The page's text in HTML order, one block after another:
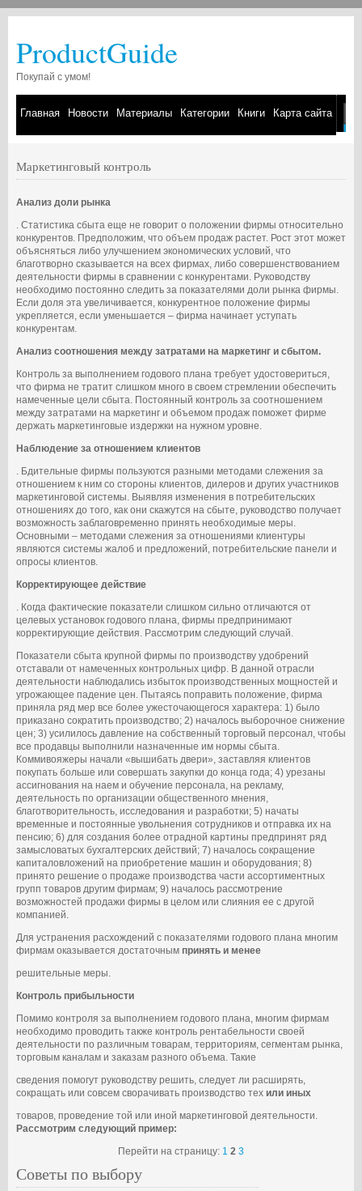
ProductGuide
Покупай с умом!
Главная Новости Материалы Категории Книги Карта сайта
Маркетинговый контроль
Анализ доли рынка
. Статистика сбыта еще не говорит о положении фирмы относительно
конкурентов. Предположим, что объем продаж растет. Рост этот может
объясняться либо улучшением экономических условий, что
благотворно сказывается на всех фирмах, либо совершенствованием
деятельности фирмы в сравнении с конкурентами. Руководству
необходимо постоянно следить за показателями доли рынка фирмы.
Если доля эта увеличивается, конкурентное положение фирмы
укрепляется, если уменьшается – фирма начинает уступать
конкурентам.
Анализ соотношения между затратами на маркетинг и сбытом.
Контроль за выполнением годового плана требует удостовериться,
что фирма не тратит слишком много в своем стремлении обеспечить
намеченные цели сбыта. Постоянный контроль за соотношением
между затратами на маркетинг и объемом продаж поможет фирме
держать маркетинговые издержки на нужном уровне.
Наблюдение за отношением клиентов
. Бдительные фирмы пользуются разными методами слежения за
отношением к ним со стороны клиентов, дилеров и других участников
маркетинговой системы. Выявляя изменения в потребительских
отношениях до того, как они скажутся на сбыте, руководство получает
возможность заблаговременно принять необходимые меры.
Основными – методами слежения за отношениями клиентуры
являются системы жалоб и предложений, потребительские панели и
опросы клиентов.
Корректирующее действие
. Когда фактические показатели слишком сильно отличаются от
целевых установок годового плана, фирмы предпринимают
корректирующие действия. Рассмотрим следующий случай.
Показатели сбыта крупной фирмы по производству удобрений
отставали от намеченных контрольных цифр. В данной отрасли
деятельности наблюдались избыток производственных мощностей и
угрожающее падение цен. Пытаясь поправить положение, фирма
приняла ряд мер все более ужесточающегося характера: 1) было
приказано сократить производство; 2) началось выборочное снижение
цен; 3) усилилось давление на собственный торговый персонал, чтобы
все продавцы выполнили назначенные им нормы сбыта.
Коммивояжеры начали «вышибать двери», заставляя клиентов
покупать больше или совершать закупки до конца года; 4) урезаны
ассигнования на наем и обучение персонала, на рекламу,
деятельность по организации общественного мнения,
благотворительность, исследования и разработки; 5) начаты
временные и постоянные увольнения сотрудников и отправка их на
пенсию; 6) для создания более отрадной картины предпринят ряд
замысловатых бухгалтерских действий; 7) началось сокращение
капиталовложений на приобретение машин и оборудования; 8)
принято решение о продаже производства части ассортиментных
групп товаров другим фирмам; 9) началось рассмотрение
возможностей продажи фирмы в целом или слияния ее с другой
компанией.
Для устранения расхождений с показателями годового плана многим
фирмам оказывается достаточным принять и менее
решительные меры.
Контроль прибыльности
Помимо контроля за выполнением годового плана, многим фирмам
необходимо проводить также контроль рентабельности своей
деятельности по различным товарам, территориям, сегментам рынка,
торговым каналам и заказам разного объема. Такие
сведения помогут руководству решить, следует ли расширять,
сокращать или совсем сворачивать производство тех или иных
товаров, проведение той или иной маркетинговой деятельности.
Рассмотрим следующий пример:
Перейти на страницу: 1 2 3
Советы по выбору